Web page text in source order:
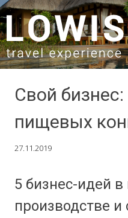
SKIP TO CONTENT
Свой
пищевых
27.11.2019
5 бизнес-идей
производстве